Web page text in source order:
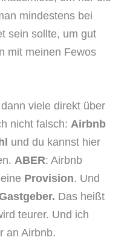
mindestens bei
sein sollte, um gut
mit meinen Fewos
viele direkt über
nicht falsch: Airbnb
und du kannst hier
ABER: Airbnb
Provision. Und
Das heißt
teurer. Und ich
an Airbnb.